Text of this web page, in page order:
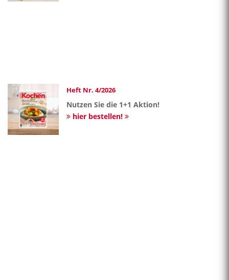
Heft Nr. 4/2026
Nutzen Sie die 1+1 Aktion!
hier bestellen!